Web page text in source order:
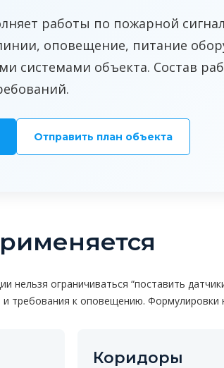
работы по пожарной
оповещение, питание
системами объекта. Состав
Отправить план объекта
нельзя ограничиваться “поставить
требования к оповещению.
Коридоры